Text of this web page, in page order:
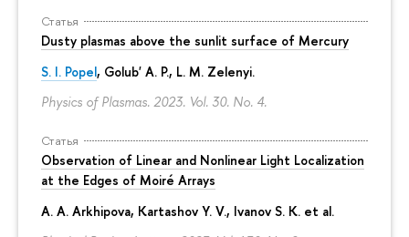
Статья
Dusty plasmas above the sunlit surface of Mercury
S. I. Popel, Golub' A. P., L. M. Zelenyi.
Physics of Plasmas. 2023. Vol. 30. No. 4.
Статья
Observation of Linear and Nonlinear Light Localization
at the Edges of Moiré Arrays
A. A. Arkhipova, Kartashov Y. V., Ivanov S. K. et al.